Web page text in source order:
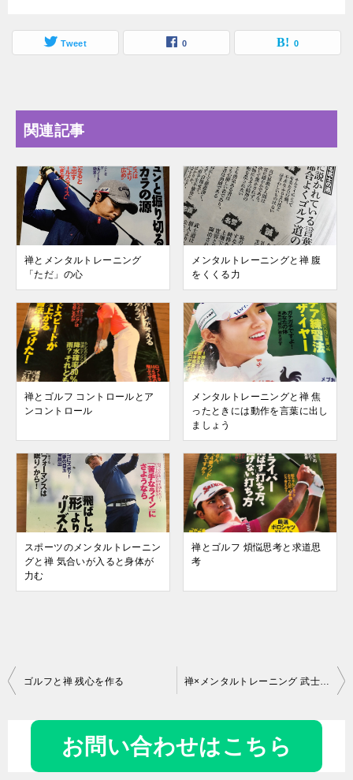
Tweet 0 0
関連記事
禅とメンタルトレーニング
「ただ」の心
メンタルトレーニングと禅 腹
をくくる力
禅とゴルフ コントロールとア
ンコントロール
メンタルトレーニングと禅 焦
ったときには動作を言葉に出し
ましょう
スポーツのメンタルトレーニン
グと禅 気合いが入ると身体が
力む
禅とゴルフ 煩悩思考と求道思
考
投
ゴルフと禅 残心を作る 禅×メンタルトレーニング 武士道と侍ジャパン
お問い合わせはこちら